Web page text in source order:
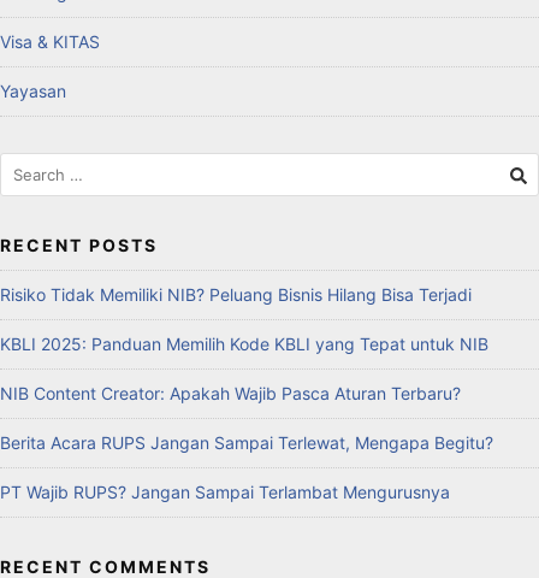
Visa & KITAS
Yayasan
RECENT POSTS
Risiko Tidak Memiliki NIB? Peluang Bisnis Hilang Bisa Terjadi
KBLI 2025: Panduan Memilih Kode KBLI yang Tepat untuk NIB
NIB Content Creator: Apakah Wajib Pasca Aturan Terbaru?
Berita Acara RUPS Jangan Sampai Terlewat, Mengapa Begitu?
PT Wajib RUPS? Jangan Sampai Terlambat Mengurusnya
RECENT COMMENTS